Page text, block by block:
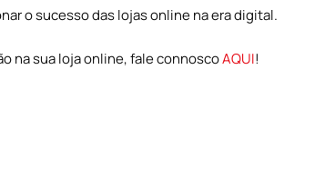
o sucesso das lojas online na era digital.
na sua loja online, fale connoscoAQUI!